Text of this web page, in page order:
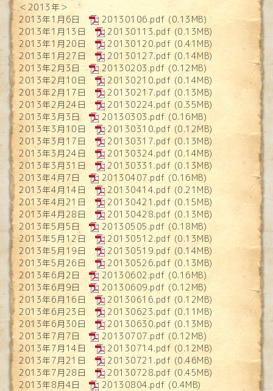
＜2013年＞
2013年1月6日
20130106.pdf (0.13MB)
2013年1月13日
20130113.pdf (0.13MB)
2013年1月20日
20130120.pdf (0.41MB)
2013年1月27日
20130127.pdf (0.14MB)
2013年2月3日
20130203.pdf (0.12MB)
2013年2月10日
20130210.pdf (0.14MB)
2013年2月17日
20130217.pdf (0.13MB)
2013年2月24日
20130224.pdf (0.35MB)
2013年3月3日
20130303.pdf (0.16MB)
2013年3月10日
20130310.pdf (0.12MB)
2013年3月17日
20130317.pdf (0.13MB)
2013年3月24日
20130324.pdf (0.14MB)
2013年3月31日
20130331.pdf (0.13MB)
2013年4月7日
20130407.pdf (0.16MB)
2013年4月14日
20130414.pdf (0.21MB)
2013年4月21日
20130421.pdf (0.15MB)
2013年4月28日
20130428.pdf (0.13MB)
2013年5月5日
20130505.pdf (0.18MB)
2013年5月12日
20130512.pdf (0.13MB)
2013年5月19日
20130519.pdf (0.14MB)
2013年5月26日
20130526.pdf (0.13MB)
2013年6月2日
20130602.pdf (0.16MB)
2013年6月9日
20130609.pdf (0.12MB)
2013年6月16日
20130616.pdf (0.12MB)
2013年6月23日
20130623.pdf (0.11MB)
2013年6月30日
20130630.pdf (0.13MB)
2013年7月7日
20130707.pdf (0.12MB)
2013年7月14日
20130714.pdf (0.12MB)
2013年7月21日
20130721.pdf (0.46MB)
2013年7月28日
20130728.pdf (0.45MB)
2013年8月4日
20130804.pdf (0.4MB)